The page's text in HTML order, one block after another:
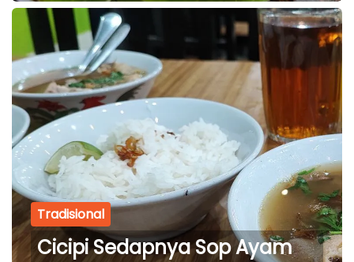
Jawa di Balikpapan
Tradisional
Cicipi Sedapnya Sop Ayam